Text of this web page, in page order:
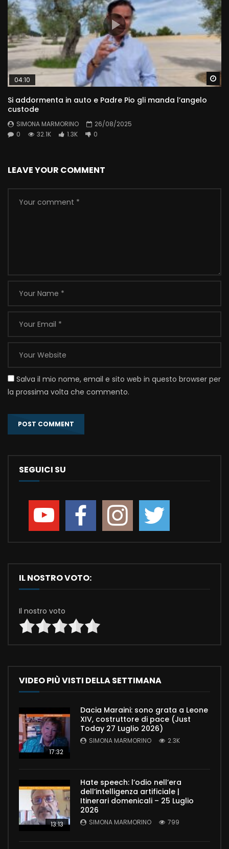
04:10
Si addormenta in auto e Padre Pio gli manda l’angelo
custode
SIMONA MARMORINO
26/08/2025
0
32.1K 1.3K 0
LEAVE YOUR COMMENT
Salva il mio nome, email e sito web in questo browser per
la prossima volta che commento.
SEGUICI SU
IL NOSTRO VOTO:
Il nostro voto
VIDEO PIÙ VISTI DELLA SETTIMANA
17:32
Dacia Maraini: sono grata a Leone
XIV, costruttore di pace (Just
Today 27 Luglio 2026)
SIMONA MARMORINO 2.3K
13:13
Hate speech: l’odio nell’era
dell’intelligenza artificiale |
Itinerari domenicali – 25 Luglio
2026
SIMONA MARMORINO 799